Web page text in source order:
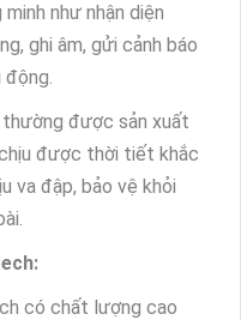
như nhận diện
ghi âm, gửi cảnh báo
động.
được sản xuất
được thời tiết khắc
va đập, bảo vệ khỏi
có chất lượng cao